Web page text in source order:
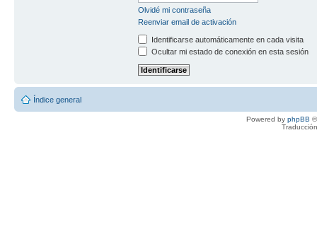
Olvidé mi contraseña
Reenviar email de activación
Identificarse automáticamente en cada visita
Ocultar mi estado de conexión en esta sesión
Índice general
Powered by phpBB